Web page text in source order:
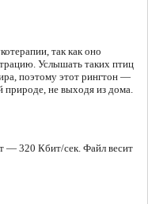
так как оно
Услышать таких птиц
поэтому этот рингтон —
природе, не выходя из дома.
— 320 Кбит/сек. Файл весит